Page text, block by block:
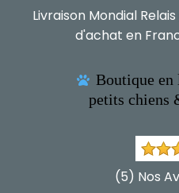
Livraison Mondial
d'achat en
 Boutique en
petits chiens
(5) Nos